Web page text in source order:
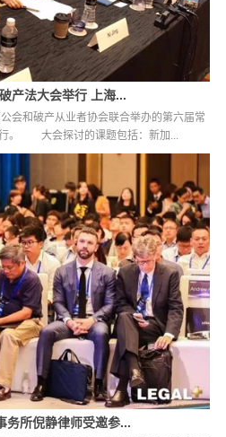
产法大会举行 上海...
和破产从业者协会联合举办的第六届常
行。 大会探讨的课题包括：新加...
务所倪静律师受邀参...